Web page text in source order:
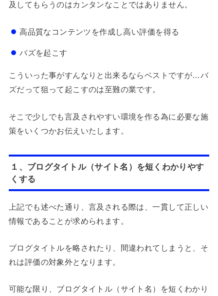
及してもらうのはカンタンなことではありません。
高品質なコンテンツを作成し高い評価を得る
バズを起こす
こういった事がすんなりと出来るならベストですが…バ
ズだって狙って起こすのは至難の業です。
そこで少しでも言及されやすい環境を作る為に必要な施
策をいくつかお伝えいたします。
１、ブログタイトル（サイト名）を短くわかりやす
くする
上記でも述べた通り、言及される際は、一貫して正しい
情報であることが求められます。
ブログタイトルを略されたり、間違われてしまうと、そ
れは評価の対象外となります。
可能な限り、ブログタイトル（サイト名）を短くわかり